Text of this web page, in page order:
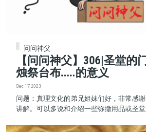
问问神父
【问问神父】306|圣堂的
烛祭台布.....的意义
Dec 17, 2023
问题：真理文化的弟兄姐妹们好，非常感
讲解。可以多说和介绍一些弥撒用品或圣